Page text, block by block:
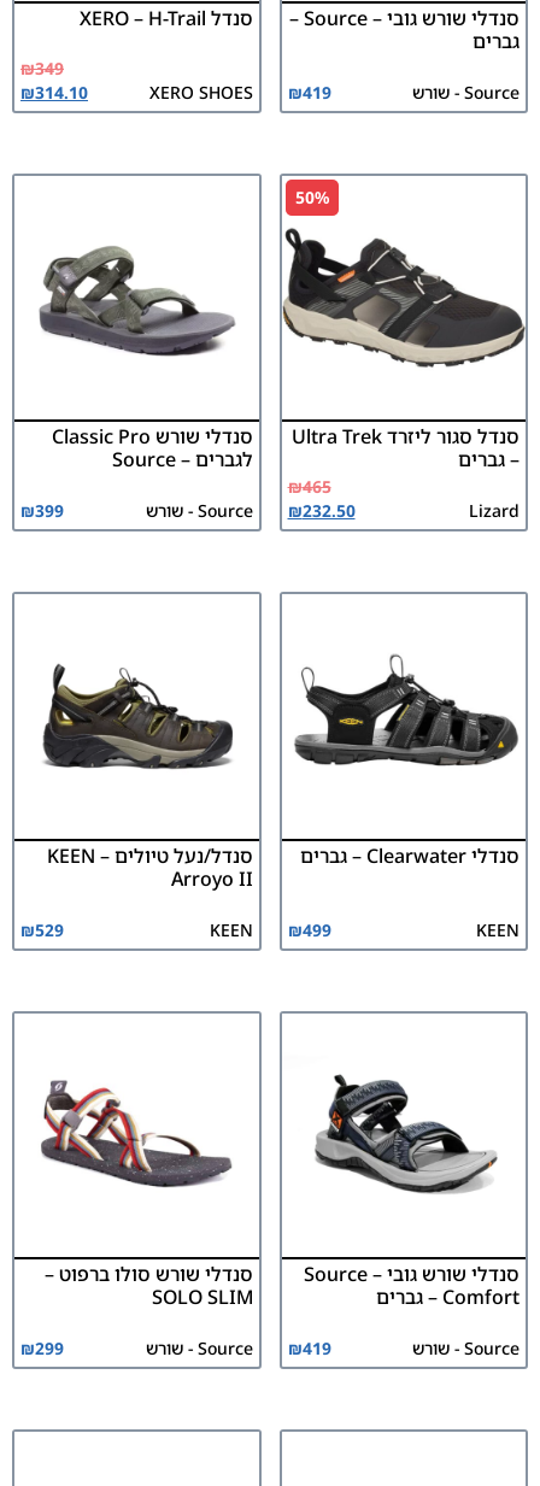
סנדלי שורש גובי – Source –
גברים
Source - שורש ₪419
סנדל XERO – H-Trail
XERO SHOES
₪349
₪314.10
50%
סנדל סגור ליזרד Ultra Trek
– גברים
Lizard
₪465
₪232.50
סנדלי שורש Classic Pro
לגברים – Source
Source - שורש ₪399
סנדלי Clearwater – גברים
KEEN
₪499
סנדל/נעל טיולים KEEN –
Arroyo II
KEEN
₪529
סנדלי שורש גובי Source –
Comfort – גברים
Source - שורש ₪419
סנדלי שורש סולו ברפוט –
SOLO SLIM
Source - שורש ₪299